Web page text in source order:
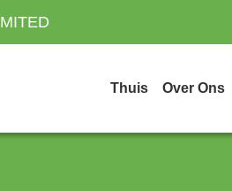
Thuis Over Ons